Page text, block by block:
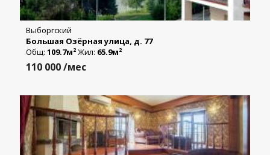
Выборгский
Большая Озёрная улица, д. 77
Общ: 109.7м2 Жил: 65.9м2
110 000/мес